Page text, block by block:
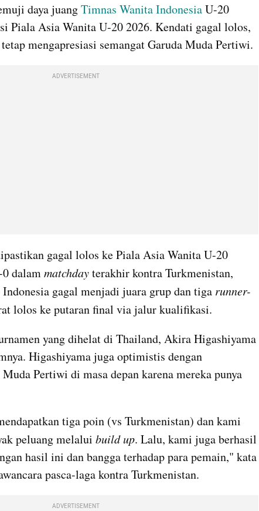
daya juang Timnas WanitaIndonesia U-20
Piala Asia Wanita U-20 2026. Kendati gagal lolos,
mengapresiasi semangat Garuda Muda Pertiwi.
ADVERTISEMENT
gagal lolos ke Piala Asia Wanita U-20
dalam matchday terakhir kontra Turkmenistan,
gagal menjadi juara grup dan tiga runner-
lolos ke putaran final via jalur kualifikasi.
yang dihelat di Thailand, Akira Higashiyama
Higashiyama juga optimistis dengan
Pertiwi di masa depan karena mereka punya
tiga poin (vs Turkmenistan) dan kami
peluang melalui build up. Lalu, kami juga berhasil
hasil ini dan bangga terhadap para pemain," kata
pasca-laga kontra Turkmenistan.
ADVERTISEMENT